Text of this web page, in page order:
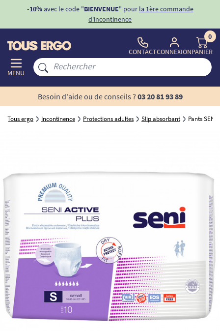
-10%avec le code "BIENVENUE" pour la 1ère commande
d'incontinence
MENU
CONTACTCONNEXION
0
PANIER
Besoin d'aide ou de conseils ? 03 20 81 93 89
Tous ergo Incontinence Protections adultes Slip absorbant Pants SENI